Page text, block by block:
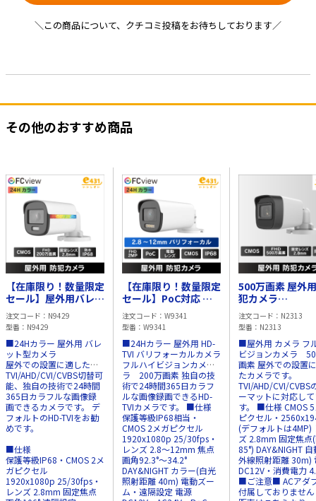
＼この商品について、クチコミ投稿をお待ちしております／
その他のおすすめ商品
【在庫限り！数量限定
セール】屋外用バレッ
ト型 2MP 防犯カメラ
IP68
注文コード
N9429
型番
N9429
■24Hカラー 屋外用 バレ
ット型カメラ
屋外での設置に適した、
TVI/AHD/CVI/CVBS切替可
能、独自の技術で24時間
365日カラフルな画像録
画できるカメラです。 デ
フォルトのHD-TVIをお勧
めです。
■仕様
保護等級IP68・CMOS 2メ
ガピクセル
1920x1080p 25/30fps・
レンズ 2.8mm 固定焦点
【在庫限り！数量限定
セール】PoC対応 屋
外用 バリフォーカル
2MP HD-TVI 防犯カメ
ラ IP68
注文コード
W9341
型番
W9341
■24Hカラー 屋外用 HD-
TVI バリフォーカルカメラ
フルハイビジョンカメ
ラ 200万画素 独自の技
術で24時間365日カラフ
ルな画像録画できるHD-
TVIカメラです。 ■仕様
保護等級IP68相当・
CMOS 2メガピクセル
1920x1080p 25/30fps・
レンズ 2.8～12mm 焦点
画角92.3°～34.2°
DAY&NIGHT カラー(白光
照射距離 40m) 電動ズー
ム・遠隔設定 電源
500万画素 屋外
犯カメラ
TVI/CVI/AHD/
IP67
注文コード
N2313
型番
N2313
■屋外用 カメラ フ
ビジョンカメラ
画素 屋外での設置
たカメラです。
TVI/AHD/CVI/CVBS
ーマットに対応し
す。 ■仕様 CMOS 5メガ
ピクセル・
(デフォルトは4MP)
ズ 2.8mm 固定焦点
85°) DAY&NIGHT
外線照射距離 30m)
DC12V・消費電力
■ご注意■ ACアダ
付属しておりません